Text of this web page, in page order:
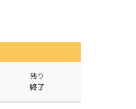
残り
終了